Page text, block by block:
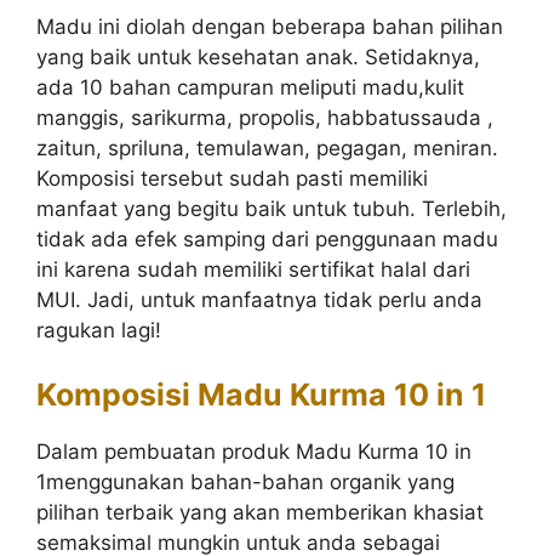
Madu ini diolah dengan beberapa bahan pilihan
yang baik untuk kesehatan anak. Setidaknya,
ada 10 bahan campuran meliputi madu,kulit
manggis, sarikurma, propolis, habbatussauda ,
zaitun, spriluna, temulawan, pegagan, meniran.
Komposisi tersebut sudah pasti memiliki
manfaat yang begitu baik untuk tubuh. Terlebih,
tidak ada efek samping dari penggunaan madu
ini karena sudah memiliki sertifikat halal dari
MUI. Jadi, untuk manfaatnya tidak perlu anda
ragukan lagi!
Komposisi Madu Kurma 10 in 1
Dalam pembuatan produk Madu Kurma 10 in
1menggunakan bahan-bahan organik yang
pilihan terbaik yang akan memberikan khasiat
semaksimal mungkin untuk anda sebagai